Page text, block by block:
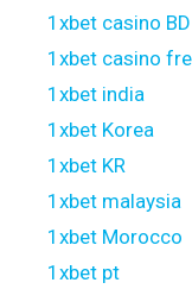
1xbet casino BD
1xbet casino
1xbet india
1xbet Korea
1xbet KR
1xbet malaysia
1xbet Morocco
1xbet pt